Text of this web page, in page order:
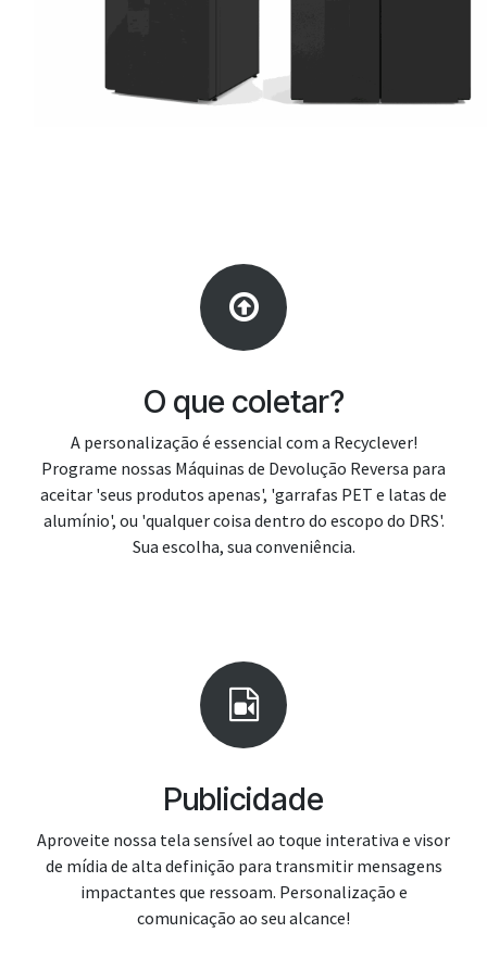
O que coletar?
A personalização é essencial com a Recyclever!
Programe nossas Máquinas de Devolução Reversa para
aceitar 'seus produtos apenas', 'garrafas PET e latas de
alumínio', ou 'qualquer coisa dentro do escopo do DRS'.
Sua escolha, sua conveniência.
Publicidade
Aproveite nossa tela sensível ao toque interativa e visor
de mídia de alta definição para transmitir mensagens
impactantes que ressoam. Personalização e
comunicação ao seu alcance!